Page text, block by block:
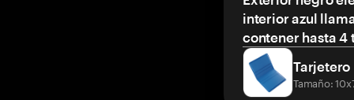
interior azul
contener hasta 4
Tarjetero
Tamaño: